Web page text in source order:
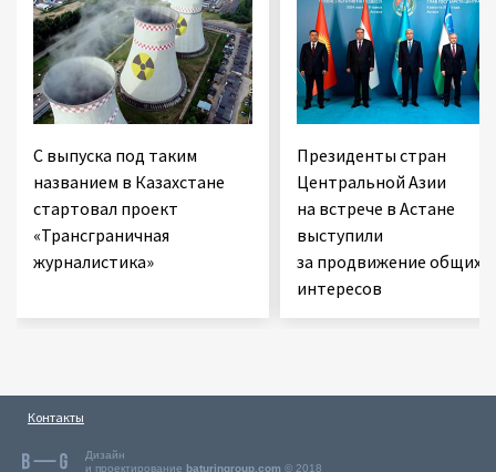
С выпуска под таким
названием в Казахстане
стартовал проект
«Трансграничная
журналистика»
Президенты стран
Центральной Азии
на встрече в Астане
выступили
за продвижение общих
интересов
Контакты
Дизайн
и проектирование baturingroup.com © 2018